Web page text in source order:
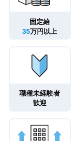
固定給
35万円以上
職種未経験者
歓迎